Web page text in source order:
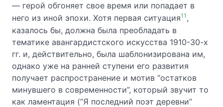
— герой обгоняет свое время или попадает в
него из иной эпохи. Хотя первая ситуация11 ,
казалось бы, должна была преобладать в
тематике авангардистского искусства 1910-30-х
гг. и, действительно, была шаблонизирована им,
однако уже на ранней ступени его развития
получает распространение и мотив “остатков
минувшего в современности”, который звучит то
как ламентация (”Я последний поэт деревни”